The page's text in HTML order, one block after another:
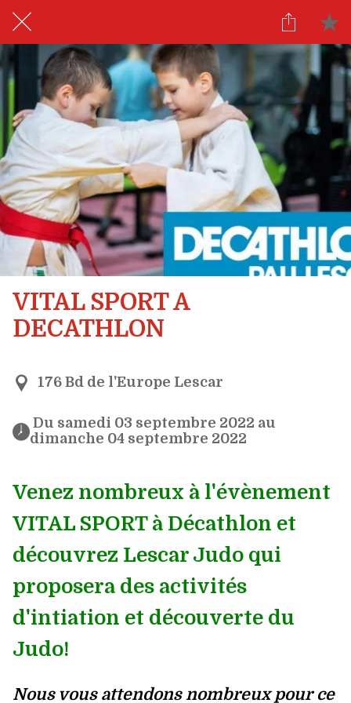
VITAL SPORT A
DECATHLON
176 Bd de l'Europe Lescar
dimanche 04 septembre 2022
Venez nombreux à l'évènement
VITAL SPORT à Décathlon et
découvrez Lescar Judo qui
proposera des activités
d'intiation et découverte du
Judo!
Nous vous attendons nombreux pour ce